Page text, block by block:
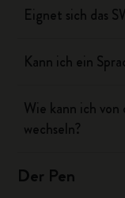
Eignet sich das
Kann ich ein
Wie kann ich
wechseln?
Der Pen